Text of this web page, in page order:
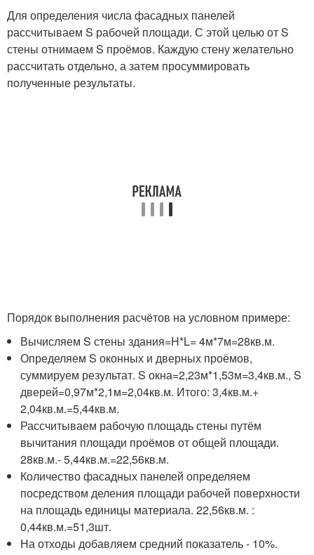
Для определения числа фасадных панелей
рассчитываем S рабочей площади. С этой целью от S
стены отнимаем S проёмов. Каждую стену желательно
рассчитать отдельно, а затем просуммировать
полученные результаты.
Порядок выполнения расчётов на условном примере:
Вычисляем S стены здания=H*L= 4м*7м=28кв.м.
Определяем S оконных и дверных проёмов,
суммируем результат. S окна=2,23м*1,53м=3,4кв.м., S
дверей=0,97м*2,1м=2,04кв.м. Итого: 3,4кв.м.+
2,04кв.м.=5,44кв.м.
Рассчитываем рабочую площадь стены путём
вычитания площади проёмов от общей площади.
28кв.м.- 5,44кв.м.=22,56кв.м.
Количество фасадных панелей определяем
посредством деления площади рабочей поверхности
на площадь единицы материала. 22,56кв.м. :
0,44кв.м.=51,3шт.
На отходы добавляем средний показатель - 10%.